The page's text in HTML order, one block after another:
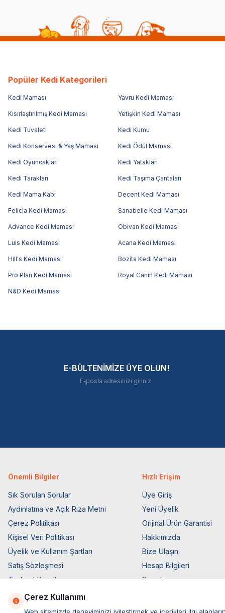
Popüler Kedi Kategorileri
Kedi Maması Yavru Kedi Maması
Kısırlaştırılmış Kedi Maması Yetişkin Kedi Maması
Kedi Tuvaleti Kedi Kumu
Kedi Konservesi & Yaş Maması Kedi Ödül Maması
Kedi Oyuncakları Kedi Yatakları
Kedi Tarakları Kedi Taşıma Çantaları
Kedi Mama Kabı Decent Kedi Maması
Felicia Kedi Maması Sanabelle Kedi Maması
Advance Kedi Maması Obivan Kedi Maması
Luis Kedi Maması Acana Kedi Maması
Hill's Kedi Maması Bozita Kedi Maması
Pro Plan Kedi Maması Royal Canin Kedi Maması
N&D Kedi Maması
E-BÜLTENİMİZE ÜYE OLUN!
Önemli Bilgiler
Sık Sorulan Sorular
Aydınlatma ve Açık Rıza Metni
Çerez Politikası
Kişisel Veri Politikası
Üyelik ve Kullanım Şartları
Satış Sözleşmesi
Teslimat Koşulları
Ticari Elektronik İzin
Elektronik İleti Aydınlatma Metni
Hızlı Erişim
Üye Giriş
Yeni Üyelik
Orijinal Ürün Garantisi
Hakkımızda
Bize Ulaşın
Hesap Bilgileri
Sepetim
Müşteri Hizmetleri
Çerez Kullanımı